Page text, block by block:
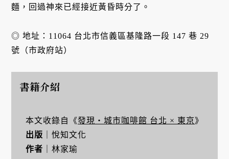
麵，回過神來已經接近黃昏時分了。
◎ 地址：11064 台北市信義區基隆路一段 147 巷 29
號（市政府站）
書籍介紹
本文收錄自《發現・城市咖啡館 台北 × 東京》
出版 ｜悅知文化
作者 ｜林家瑜